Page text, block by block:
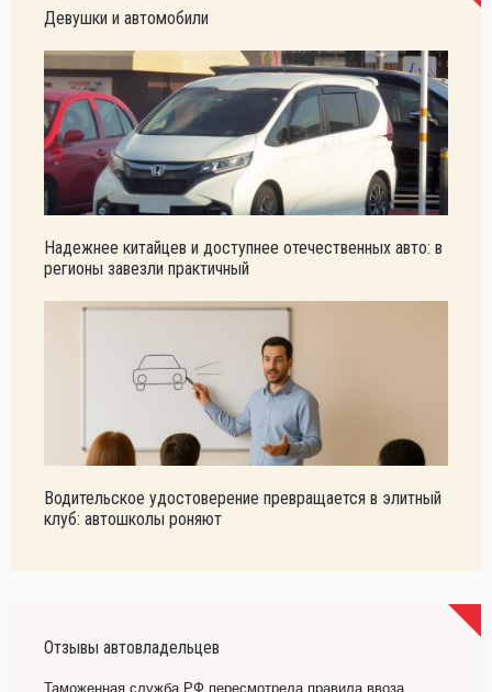
Девушки и автомобили
Надежнее китайцев и доступнее отечественных авто: в
регионы завезли практичный
Водительское удостоверение превращается в элитный
клуб: автошколы роняют
Отзывы автовладельцев
Таможенная служба РФ пересмотрела правила ввоза